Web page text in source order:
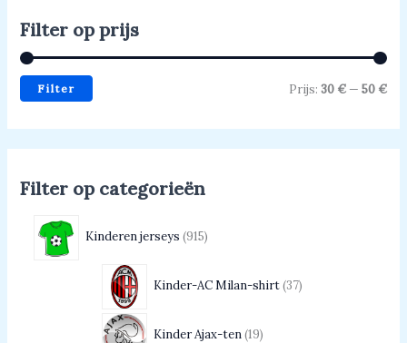
Filter op prijs
Filter Prijs: 30 €— 50 €
Filter op categorieën
Kinderen jerseys 915
Kinder-AC Milan-shirt 37
Kinder Ajax-ten 19